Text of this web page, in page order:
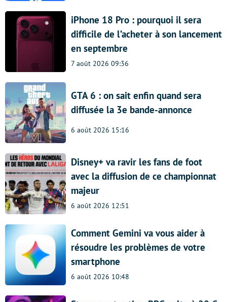
iPhone 18 Pro : pourquoi il sera
difficile de l’acheter à son lancement
en septembre
7 août 2026 09:36
GTA 6 : on sait enfin quand sera
diffusée la 3e bande-annonce
6 août 2026 15:16
Disney+ va ravir les fans de foot
avec la diffusion de ce championnat
majeur
6 août 2026 12:51
Comment Gemini va vous aider à
résoudre les problèmes de votre
smartphone
6 août 2026 10:48